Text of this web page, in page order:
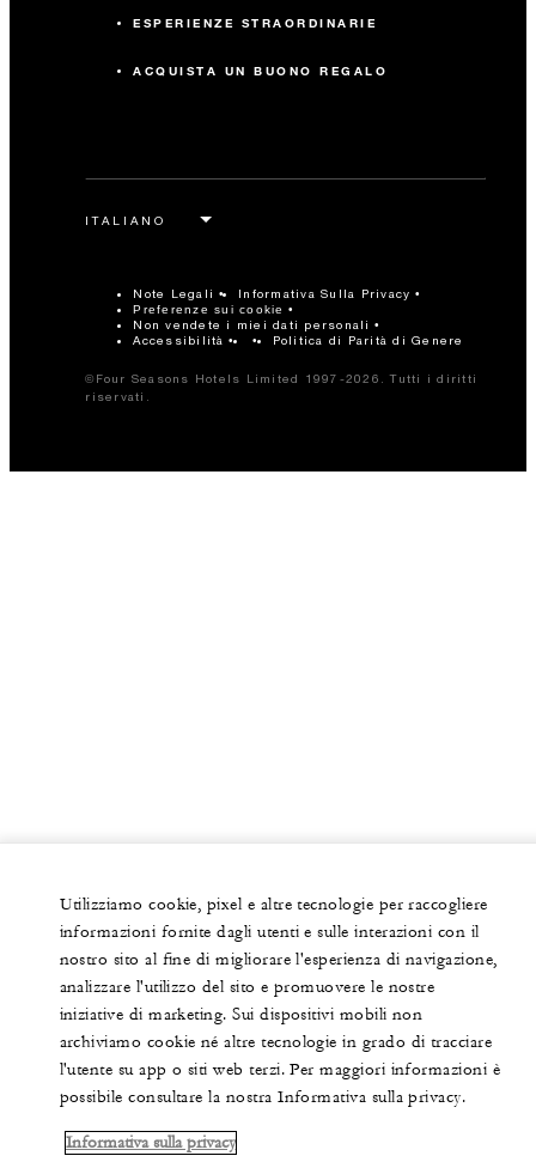
ESPERIENZE STRAORDINARIE
ACQUISTA UN BUONO REGALO
Note Legali Informativa Sulla Privacy
Preferenze sui cookie
Non vendete i miei dati personali
Accessibilità
Politica di Parità di Genere
©Four Seasons Hotels Limited 1997-2026. Tutti i diritti
riservati.
Utilizziamo cookie, pixel e altre tecnologie per raccogliere
informazioni fornite dagli utenti e sulle interazioni con il
nostro sito al fine di migliorare l'esperienza di navigazione,
analizzare l'utilizzo del sito e promuovere le nostre
iniziative di marketing. Sui dispositivi mobili non
archiviamo cookie né altre tecnologie in grado di tracciare
l'utente su app o siti web terzi. Per maggiori informazioni è
possibile consultare la nostra Informativa sulla privacy.
Informativa sulla privacy